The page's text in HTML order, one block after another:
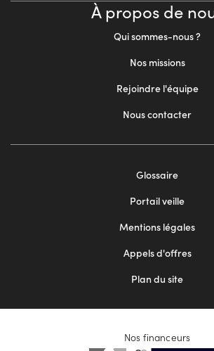
À propos de
Qui sommes-nous ?
Nos missions
Rejoindre l'équipe
Nous contacter
Glossaire
Portail veille
Mentions légales
Appels d'offres
Plan du site
Nos financeurs